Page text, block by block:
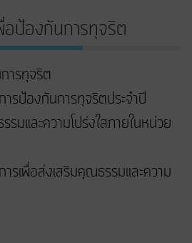
อป้องกันการทุจริต
ารทุจริต
ารป้องกันการทุจริตประจำปี
มและความโปร่งใสภายในหน่วย
รเพื่อส่งเสริมคุณธรรมและความ